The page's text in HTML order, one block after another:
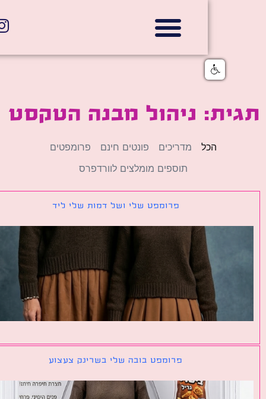
ניהול מבנה הטקסט
מדריכים פונטים חינם
פרומפטים
תוספים מומלצים לוורדפרס
פרומפט שלי ושל דמות שלי ליד
פרומפט בובה שלי בשרינק צעצוע